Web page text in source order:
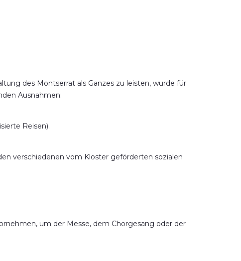
des Montserrat als Ganzes zu leisten, wurde für
Ausnahmen:
Reisen).
verschiedenen vom Kloster geförderten sozialen
um der Messe, dem Chorgesang oder der